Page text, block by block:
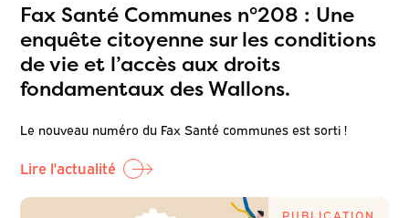
Fax Santé Communes n°208 : Une
enquête citoyenne sur les conditions
de vie et l’accès aux droits
fondamentaux des Wallons.
Le nouveau numéro du Fax Santé communes est sorti !
Lire l'actualité
PUBLICATION